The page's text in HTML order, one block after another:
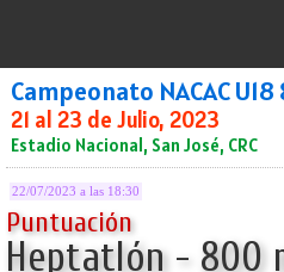
Campeonato NACAC U18
21 al 23 de Julio, 2023
Estadio Nacional, San José, CRC
22/07/2023 a las 18:30
Puntuación
Heptatlón - 800